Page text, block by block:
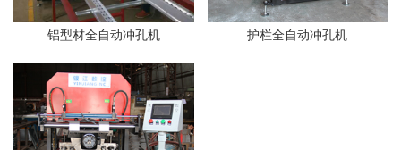
铝型材全自动冲孔机 护栏全自动冲孔机